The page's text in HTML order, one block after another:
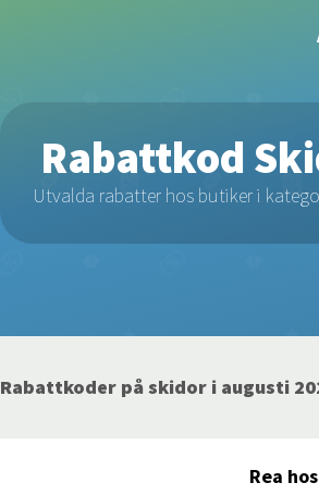
Rabattkod
Utvalda rabatter hos butiker i
Rabattkoder på skidor i augusti
Rea